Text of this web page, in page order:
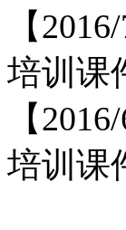
【
培训课
【
培训课